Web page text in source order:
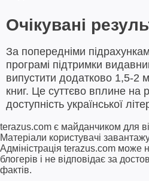
Очікувані
За попередніми
програмі підтримки
випустити додатково 1,5-2
книг. Це суттєво вплине на
доступність української
terazus.com є майданчиком для
Матеріали користувачі
Адміністрація terazus.com може
блогерів і не відповідає за
фактів.